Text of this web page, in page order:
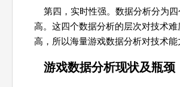
第四，实时性强。数据分析分为
高。这四个数据分析的层次对技术
高，所以海量游戏数据分析对技术能
游戏数据分析现状及瓶颈